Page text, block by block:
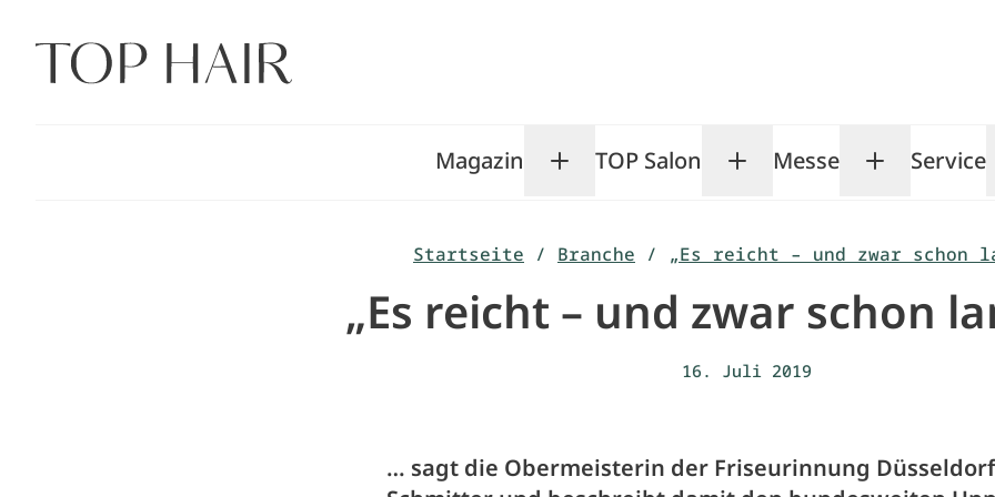
Inhalt
springen
Magazin Toggle Magazin submenu
TOP Salon Toggle TOP Salon
Messe ToggleService
Startseite / Branche / „Es reicht – und zwar schon
„Es reicht – und zwar schon
16. Juli 2019
… sagt die Obermeisterin der Friseurinnung